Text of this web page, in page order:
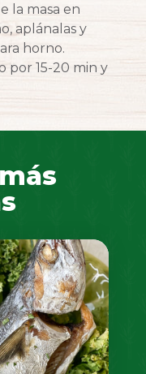
la masa en
aplánalas y
horno.
por 15-20 min y